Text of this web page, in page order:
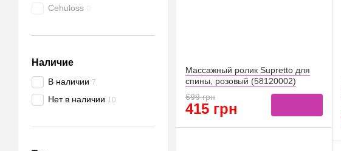
Массажный ролик Supretto для
спины, розовый (58120002)
699 грн
415 грн
Cehuloss
Наличие
В наличии 7
Нет в наличии 10